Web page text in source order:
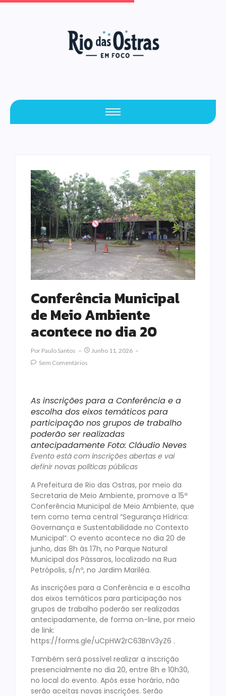
Conferência Municipal
de Meio Ambiente
acontece no dia 20
Por Paulo Santos
Junho 11, 2026
Sem Comentários
As inscrições para a Conferência e a
escolha dos eixos temáticos para
participação nos grupos de trabalho
poderão ser realizadas
antecipadamente Foto: Cláudio Neves
Evento está com inscrições abertas e vai
definir novas políticas públicas
A Prefeitura de Rio das Ostras, por meio da
Secretaria de Meio Ambiente, promove a 15ª
Conferência Municipal de Meio Ambiente, que
tem como tema central “Segurança Hídrica:
Governança e Sustentabilidade no Contexto
Municipal”. O evento acontece no dia 20 de
junho, das 8h às 17h, no Parque Natural
Municipal dos Pássaros, localizado na Rua
Petrópolis, s/nº, no Jardim Mariléa.
As inscrições para a Conferência e a escolha
dos eixos temáticos para participação nos
grupos de trabalho poderão ser realizadas
antecipadamente, de forma on-line, por meio
de link:
https://forms.gle/uCpHW2rC63BnV3yZ6 .
Também será possível realizar a inscrição
presencialmente no dia 20, entre 8h e 10h30,
no local do evento. Após esse horário, não
serão aceitas novas inscrições. Serão